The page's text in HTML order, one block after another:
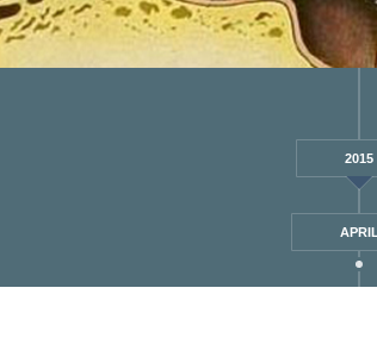
2015
APRIL